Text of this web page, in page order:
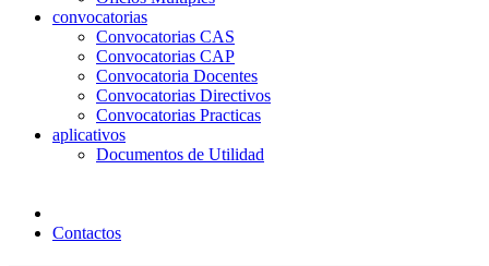
convocatorias
Convocatorias CAS
Convocatorias CAP
Convocatoria Docentes
Convocatorias Directivos
Convocatorias Practicas
aplicativos
Documentos de Utilidad
Contactos